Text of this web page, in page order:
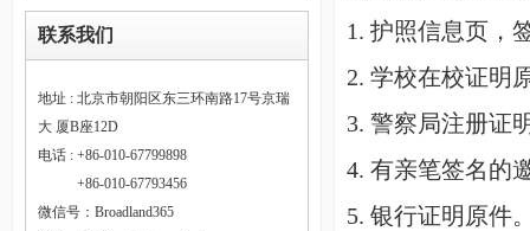
联系我们
地址 : 北京市朝阳区东三环南路17号京瑞
大 厦B座12D
电话 : +86-010-67799898
+86-010-67793456
微信号：Broadland365
1. 护照信息页，
2. 学校在校证明
3. 警察局注册证
4. 有亲笔签名的
5. 银行证明原件